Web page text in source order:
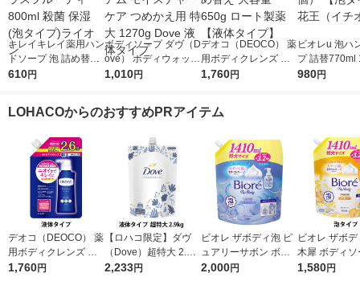
キレイキレイ薬用ハン
ドソープ 泡 詰め替え
特大 シトラスフルー
610円
ボディソープ ダヴ（D
ove） ボディウォッシ
プレミアム モイスチ
体タイプ
1,010円
デオコ（DEOCO） 薬
用ボディクレンズ 詰
め替え 大容量 650g
1,760円
ビオレu 泡ハ
プ 詰替770ml
（2個） 【泡
980円
LOHACOからのおすすめPRアイテム
デオコ（DEOCO） 薬
用ボディクレンズ 詰
め替え 大容量 650g
1,760円
【ロハコ限定】ダヴ
（Dove）超特大 2.9k
g 液体 ボディウォッ
2,233円
ビオレ ザボディ泡 ピ
ュアリーサボン ボデ
ィソープ 詰替特大 14
2,000円
ビオレ ザボ
木犀 ボディソ
替 1410ml 花
1,580円